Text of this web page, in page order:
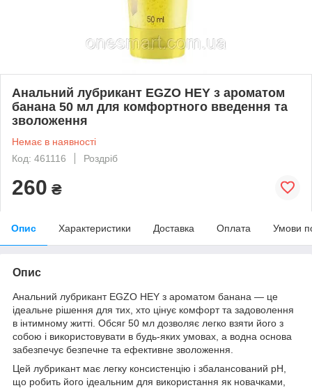
Анальний лубрикант EGZO HEY з ароматом
банана 50 мл для комфортного введення та
зволоження
Немає в наявності
Код: 461116
Роздріб
260 ₴
Опис Характеристики Доставка Оплата Умови
Опис
Анальний лубрикант EGZO HEY з ароматом банана — це
ідеальне рішення для тих, хто цінує комфорт та задоволення
в інтимному житті. Обсяг 50 мл дозволяє легко взяти його з
собою і використовувати в будь-яких умовах, а водна основа
забезпечує безпечне та ефективне зволоження.
Цей лубрикант має легку консистенцію і збалансований pH,
що робить його ідеальним для використання як новачками,